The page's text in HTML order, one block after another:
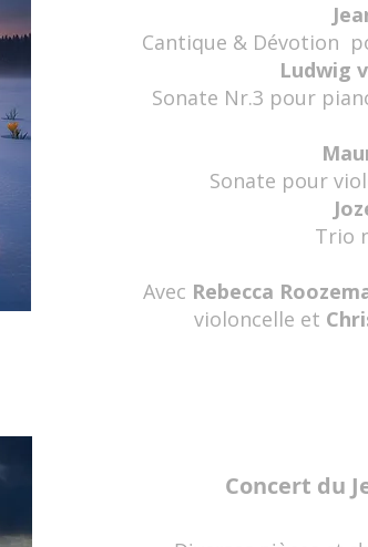
Cantique & Dévotion
Ludwig
Sonate Nr.3 pour
Sonate pour
Trio
Avec Rebecca
violoncelle et
Concert du